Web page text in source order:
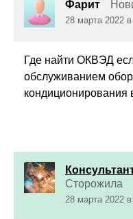
Фарит
28 марта 2022
Где найти ОКВЭД
обслуживанием
кондиционирования
Сторожила
28 марта 2022